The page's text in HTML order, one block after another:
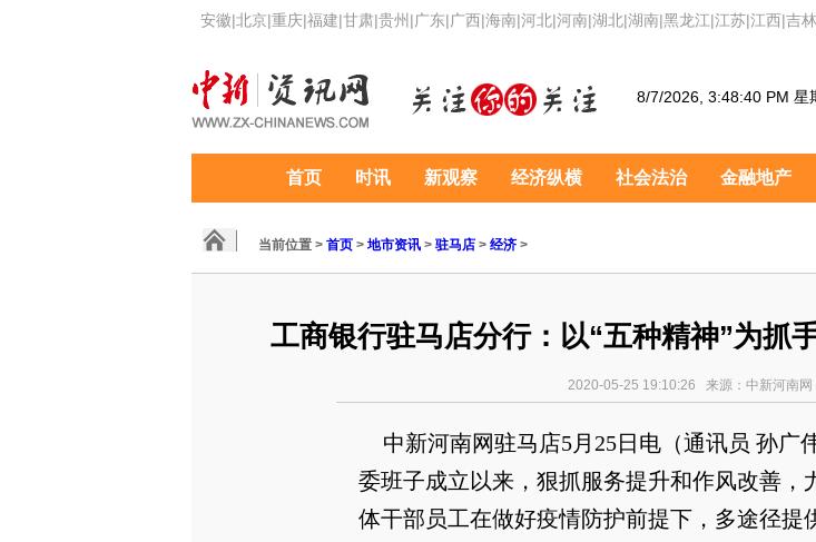
安徽|北京|重庆|福建|甘肃|贵州 |广东|广西|海南|河北|河南|湖北|湖南|黑龙江|江苏|江西|吉林
8/7/2026, 3:48:41 PM 星
首页 时讯 新观察 经济纵横 社会法治 金融地产
当前位置 > 首页 > 地市资讯 > 驻马店 > 经济>
工商银行驻马店分行：以“五种精神”为抓
2020-05-25 19:10:26 来源：中新河南
中新河南网驻马店5月25日电（通讯员 孙广
委班子成立以来，狠抓服务提升和作风改善，
体干部员工在做好疫情防护前提下，多途径提